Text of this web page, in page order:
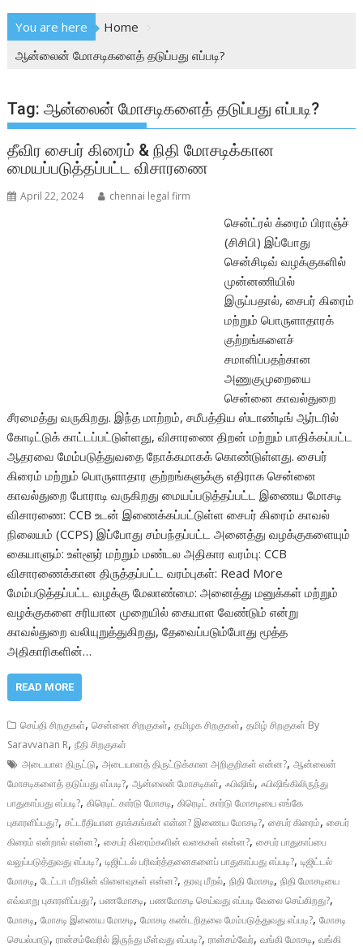
You are here
Home
ஆன்லைன் மோசடிகளைத் தடுப்பது எப்படி?
Tag:ஆன்லைன் மோசடிகளைத் தடுப்பது எப்படி?
தீவிர சைபர் கிரைம் & நிதி மோசடிக்கான
மையப்படுத்தப்பட்ட விசாரணை
April 22, 2024 chennai legal firm
சென்ட்ரல் க்ரைம் பிராஞ்ச்
(சிசிபி) இப்போது
சென்சிடிவ் வழக்குகளில்
முன்னணியில்
இருப்பதால், சைபர் கிரைம்
மற்றும் பொருளாதாரக்
குற்றங்களைச்
சமாளிப்பதற்கான
அணுகுமுறையை
சென்னை காவல்துறை
சீரமைத்து வருகிறது. இந்த மாற்றம், சமீபத்திய ஸ்டாண்டிங் ஆர்டரில்
கோடிட்டுக் காட்டப்பட்டுள்ளது, விசாரணை திறன் மற்றும் பாதிக்கப்பட்ட
ஆதரவை மேம்படுத்துவதை நோக்கமாகக் கொண்டுள்ளது. சைபர்
கிரைம் மற்றும் பொருளாதார குற்றங்களுக்கு எதிராக சென்னை
காவல்துறை போராடி வருகிறது மையப்படுத்தப்பட்ட இணைய மோசடி
விசாரணை: CCB உடன் இணைக்கப்பட்டுள்ள சைபர் கிரைம் காவல்
நிலையம் (CCPS) இப்போது சம்பந்தப்பட்ட அனைத்து வழக்குகளையும்
கையாளும்: உள்ளூர் மற்றும் மண்டல அதிகார வரம்பு: CCB
விசாரணைக்கான திருத்தப்பட்ட வரம்புகள்: Read More
மேம்படுத்தப்பட்ட வழக்கு மேலாண்மை: அனைத்து மனுக்கள் மற்றும்
வழக்குகளை சரியான முறையில் கையாள வேண்டும் என்று
காவல்துறை வலியுறுத்துகிறது, தேவைப்படும்போது மூத்த
அதிகாரிகளின்…
READ MORE
செய்தி சிறகுகள்,சென்னை சிறகுகள்,தமிழக சிறகுகள்,தமிழ் சிறகுகள் By
Saravvanan R,நீதி சிறகுகள்
அடையாள திருட்டு,அடையாளத் திருட்டுக்கான அறிகுறிகள் என்ன?,ஆன்லைன்
மோசடிகளைத் தடுப்பது எப்படி?,ஆன்லைன் மோசடிகள்,ஃபிஷிங்,ஃபிஷிங்கிலிருந்து
பாதுகாப்பது எப்படி?,கிரெடிட் கார்டு மோசடி,கிரெடிட் கார்டு மோசடியை எங்கே
புகாரளிப்பது?,சட்டரீதியான தாக்கங்கள் என்ன? இணைய மோசடி?,சைபர் கிரைம்,சைபர்
கிரைம் என்றால் என்ன?,சைபர் கிரைம்களின் வகைகள் என்ன?,சைபர் பாதுகாப்பை
வலுப்படுத்துவது எப்படி?,டிஜிட்டல் பரிவர்த்தனைகளைப் பாதுகாப்பது எப்படி?,டிஜிட்டல்
மோசடி,டேட்டா மீறலின் விளைவுகள் என்ன?,தரவு மீறல்,நிதி மோசடி,நிதி மோசடியை
எவ்வாறு புகாரளிப்பது?,பணமோசடி,பணமோசடி செய்வது எப்படி வேலை செய்கிறது?,
மோசடி,மோசடி இணைய மோசடி,மோசடி கண்டறிதலை மேம்படுத்துவது எப்படி?,மோசடி
செயல்பாடு,ரான்சம்வேரில் இருந்து மீள்வது எப்படி?,ரான்சம்வேர்,வங்கி மோசடி,வங்கி